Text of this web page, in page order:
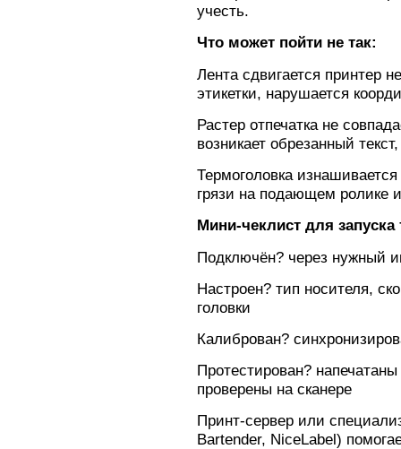
учесть.
Что может пойти не так:
Лента сдвигается принтер
этикетки, нарушается
Растер отпечатка не
возникает обрезанный
Термоголовка
грязи на подающем ролике
Мини-чеклист для запуска
Подключён? через нужный
Настроен? тип носителя,
головки
Калиброван?
Протестирован?
проверены на сканере
Принт-сервер или
Bartender, NiceLabel)